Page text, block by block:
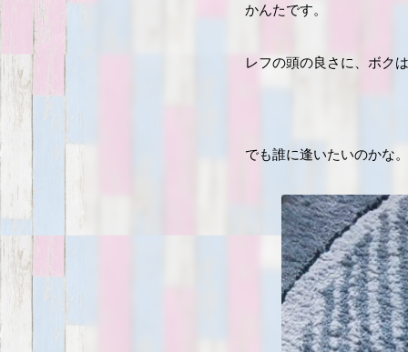
かんたです。
レフの頭の良さに、ボク
でも誰に逢いたいのかな。